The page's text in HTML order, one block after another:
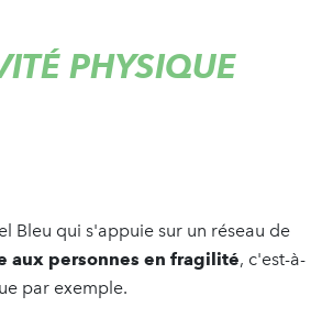
PHYSIQUE
Bleu qui s'appuie sur un réseau de
aux personnes en fragilité, c'est-à-
par exemple.